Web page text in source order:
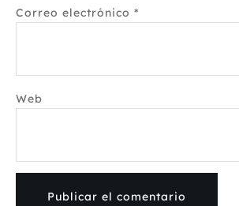
Correo electrónico *
Web